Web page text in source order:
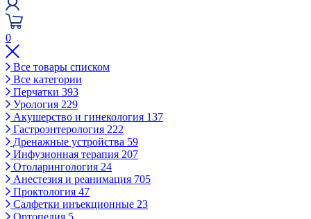
0
Все товары списком
Все категории
Перчатки 393
Урология 229
Акушерство и гинекология 137
Гастроэнтерология 222
Дренажные устройства 59
Инфузионная терапия 207
Отоларингология 24
Анестезия и реанимация 705
Проктология 47
Салфетки инъекционные 23
Ортопедия 5